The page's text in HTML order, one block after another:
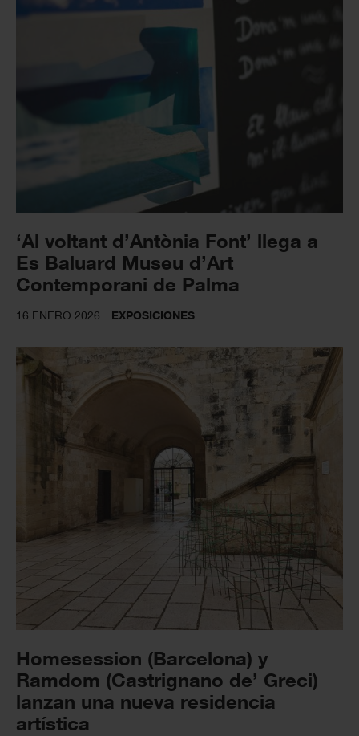
‘Al voltant d’Antònia Font’ llega a
Es Baluard Museu d’Art
Contemporani de Palma
16 ENERO 2026 EXPOSICIONES
Homesession (Barcelona) y
Ramdom (Castrignano de’ Greci)
lanzan una nueva residencia
artística